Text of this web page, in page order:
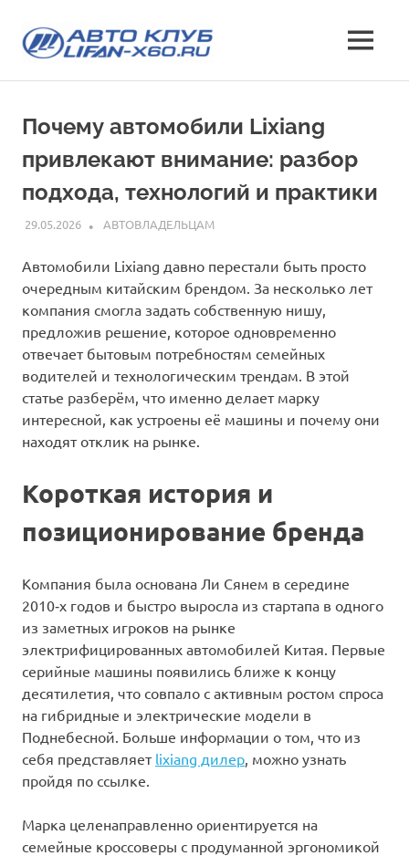
содержимому
х60
клуб
Lifan
—
характеристики
и
отзывы,
фото
стоимость
МЕНЮ
Почему автомобили Lixiang
привлекают внимание: разбор
подхода, технологий и практики
29.05.2026 INFO
АВТОВЛАДЕЛЬЦАМ
Автомобили Lixiang давно перестали быть просто
очередным китайским брендом. За несколько лет
компания смогла задать собственную нишу,
предложив решение, которое одновременно
отвечает бытовым потребностям семейных
водителей и технологическим трендам. В этой
статье разберём, что именно делает марку
интересной, как устроены её машины и почему они
находят отклик на рынке.
Короткая история и
позиционирование бренда
Компания была основана Ли Сянем в середине
2010‑х годов и быстро выросла из стартапа в одного
из заметных игроков на рынке
электрифицированных автомобилей Китая. Первые
серийные машины появились ближе к концу
десятилетия, что совпало с активным ростом спроса
на гибридные и электрические модели в
Поднебесной. Больше информации о том, что из
себя представляет lixiang дилер , можно узнать
пройдя по ссылке.
Марка целенаправленно ориентируется на
семейные кроссоверы с продуманной эргономикой